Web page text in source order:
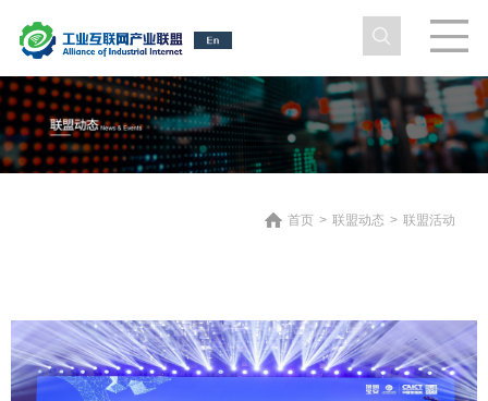
首页 > 联盟动态 > 联盟活动